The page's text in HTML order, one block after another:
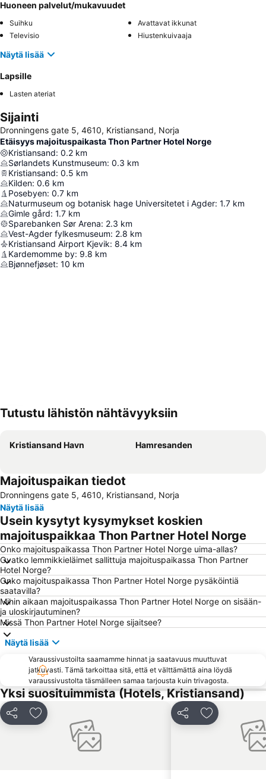
Huoneen palvelut/mukavuudet
Suihku
Avattavat ikkunat
Televisio
Hiustenkuivaaja
Näytä lisää
Lapsille
Lasten ateriat
Sijainti
Dronningens gate 5, 4610, Kristiansand, Norja
Etäisyys majoituspaikasta Thon Partner Hotel Norge
Kristiansand: 0.2 km
Sørlandets Kunstmuseum: 0.3 km
Kristiansand: 0.5 km
Kilden: 0.6 km
Posebyen: 0.7 km
Naturmuseum og botanisk hage Universitetet i Agder: 1.7 km
Gimle gård: 1.7 km
Sparebanken Sør Arena: 2.3 km
Vest-Agder fylkesmuseum: 2.8 km
Kristiansand Airport Kjevik: 8.4 km
Kardemomme by: 9.8 km
Bjønnefjøset: 10 km
Tutustu lähistön nähtävyyksiin
Kristiansand Havn Hamresanden
Majoituspaikan tiedot
Dronningens gate 5, 4610, Kristiansand, Norja
Näytä lisää
Usein kysytyt kysymykset koskien
majoituspaikkaa Thon Partner Hotel Norge
Onko majoituspaikassa Thon Partner Hotel Norge uima-allas?
Ovatko lemmikkieläimet sallittuja majoituspaikassa Thon Partner
Hotel Norge?
Onko majoituspaikassa Thon Partner Hotel Norge pysäköintiä
saatavilla?
Mihin aikaan majoituspaikassa Thon Partner Hotel Norge on sisään-
ja uloskirjautuminen?
Missä Thon Partner Hotel Norge sijaitsee?
Näytä lisää
Varaussivustoilta saamamme hinnat ja saatavuus muuttuvat
jatkuvasti. Tämä tarkoittaa sitä, että et välttämättä aina löydä
varaussivustolta täsmälleen samaa tarjousta kuin trivagosta.
Yksi suosituimmista (Hotels, Kristiansand)
Jaa Lisää suosikkeihin Jaa Lisää